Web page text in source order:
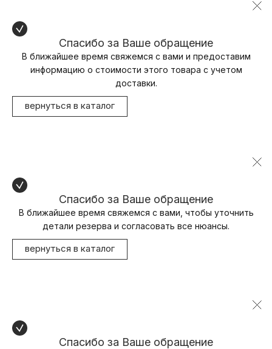
Спасибо за Ваше обращение
В ближайшее время свяжемся с вами и предоставим
информацию о стоимости этого товара с учетом
доставки.
вернуться в каталог
Спасибо за Ваше обращение
В ближайшее время свяжемся с вами, чтобы уточнить
детали резерва и согласовать все нюансы.
вернуться в каталог
Спасибо за Ваше обращение